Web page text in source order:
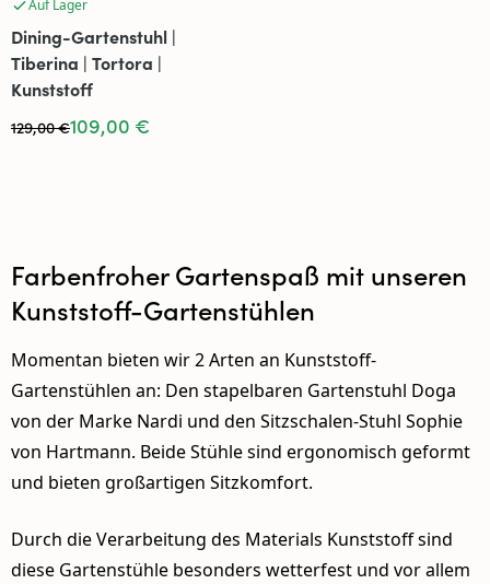
Auf Lager
Dining-Gartenstuhl |
Tiberina | Tortora |
Kunststoff
109,00 €
129,00 €
Farbenfroher Gartenspaß mit unseren
Kunststoff-Gartenstühlen
Momentan bieten wir 2 Arten an Kunststoff-
Gartenstühlen an: Den stapelbaren Gartenstuhl Doga
von der Marke Nardi und den Sitzschalen-Stuhl Sophie
von Hartmann. Beide Stühle sind ergonomisch geformt
und bieten großartigen Sitzkomfort.
Durch die Verarbeitung des Materials Kunststoff sind
diese Gartenstühle besonders wetterfest und vor allem